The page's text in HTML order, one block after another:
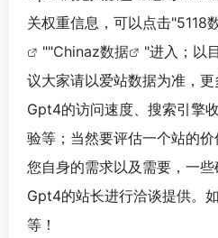
关权重信息，可以点击"5118
""Chinaz数据
"进入；以
议大家请以爱站数据为准，更
Gpt4的访问速度、搜索引擎
验等；当然要评估一个站的
您自身的需求以及需要，一
Gpt4的站长进行洽谈提供。
等！